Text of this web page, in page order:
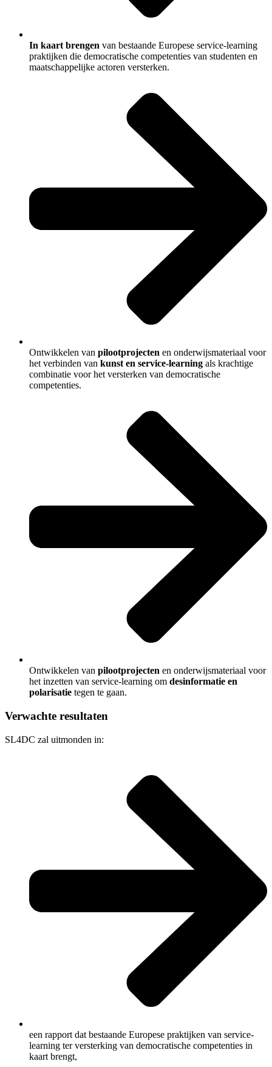
In kaart brengen van bestaande Europese service-learning
praktijken die democratische competenties van studenten en
maatschappelijke actoren versterken.
Ontwikkelen van pilootprojecten en onderwijsmateriaal voor
het verbinden van kunst en service-learning als krachtige
combinatie voor het versterken van democratische
competenties.
Ontwikkelen van pilootprojecten en onderwijsmateriaal voor
het inzetten van service-learning om desinformatie en
polarisatie tegen te gaan.
Verwachte resultaten
SL4DC zal uitmonden in:
een rapport dat bestaande Europese praktijken van service-
learning ter versterking van democratische competenties in
kaart brengt,